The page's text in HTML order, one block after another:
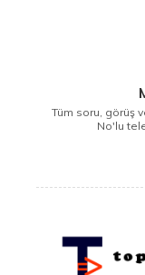
Tüm soru, görüş
No'lu